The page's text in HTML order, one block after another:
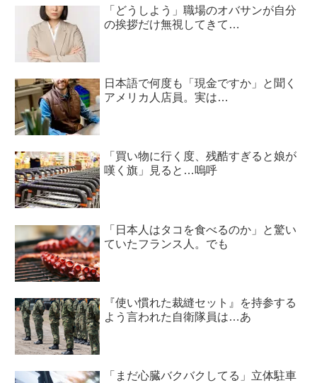
「どうしよう」職場のオバサンが自分
の挨拶だけ無視してきて…
日本語で何度も「現金ですか」と聞く
アメリカ人店員。実は…
「買い物に行く度、残酷すぎると娘が
嘆く旗」見ると…嗚呼
「日本人はタコを食べるのか」と驚い
ていたフランス人。でも
『使い慣れた裁縫セット』を持参する
よう言われた自衛隊員は…あ
「まだ心臓バクバクしてる」立体駐車